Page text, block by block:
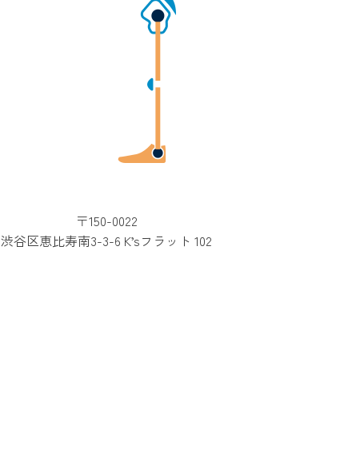
〒150-0022
渋谷区恵比寿南3-3-6 K’sフラット 102